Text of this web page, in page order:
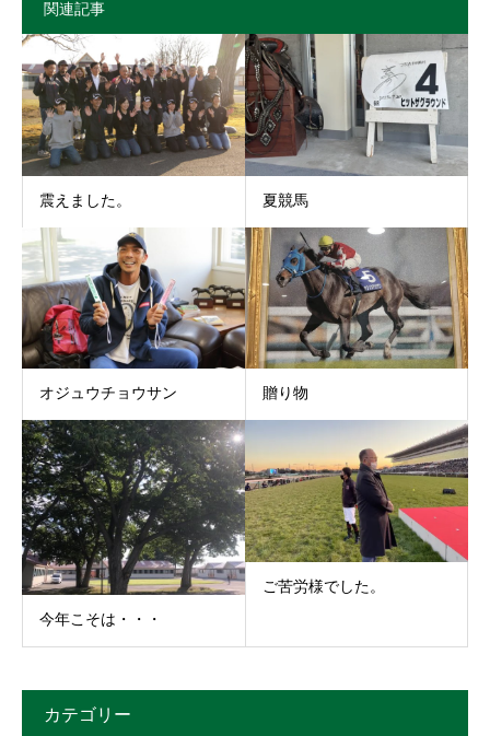
関連記事
震えました。 夏競馬
オジュウチョウサン 贈り物
今年こそは・・・
ご苦労様でした。
カテゴリー